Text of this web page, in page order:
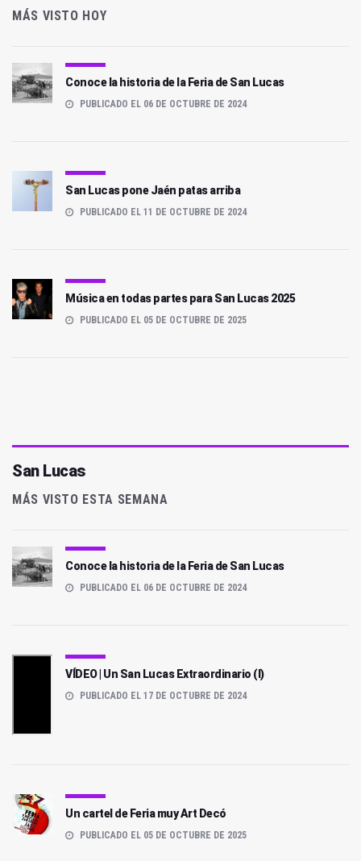
MÁS VISTO HOY
Conoce la historia de la Feria de San Lucas
PUBLICADO EL 06 DE OCTUBRE DE 2024
San Lucas pone Jaén patas arriba
PUBLICADO EL 11 DE OCTUBRE DE 2024
Música en todas partes para San Lucas 2025
PUBLICADO EL 05 DE OCTUBRE DE 2025
San Lucas
MÁS VISTO ESTA SEMANA
Conoce la historia de la Feria de San Lucas
PUBLICADO EL 06 DE OCTUBRE DE 2024
VÍDEO | Un San Lucas Extraordinario (I)
PUBLICADO EL 17 DE OCTUBRE DE 2024
Un cartel de Feria muy Art Decó
PUBLICADO EL 05 DE OCTUBRE DE 2025